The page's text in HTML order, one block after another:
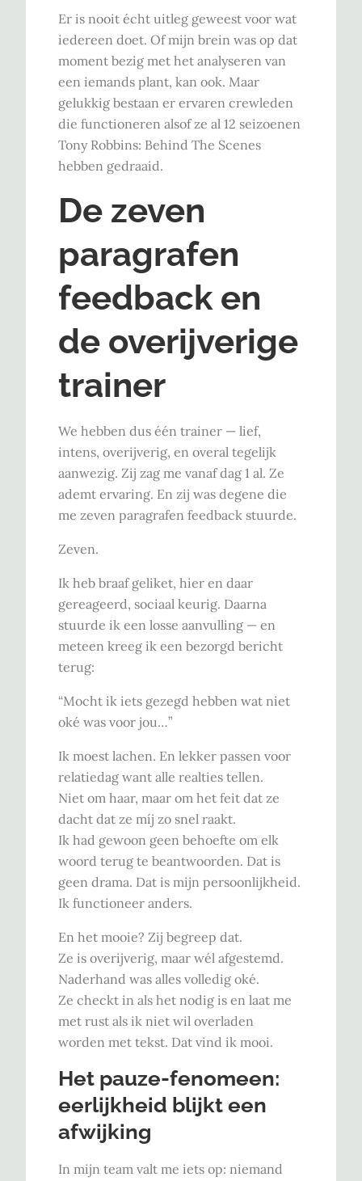
Er is nooit écht uitleg geweest voor wat
iedereen doet. Of mijn brein was op dat
moment bezig met het analyseren van
een iemands plant, kan ook. Maar
gelukkig bestaan er ervaren crewleden
die functioneren alsof ze al 12 seizoenen
Tony Robbins: Behind The Scenes
hebben gedraaid.
De zeven
paragrafen
feedback en
de overijverige
trainer
We hebben dus één trainer — lief,
intens, overijverig, en overal tegelijk
aanwezig. Zij zag me vanaf dag 1 al. Ze
ademt ervaring. En zij was degene die
me zeven paragrafen feedback stuurde.
Zeven.
Ik heb braaf geliket, hier en daar
gereageerd, sociaal keurig. Daarna
stuurde ik een losse aanvulling — en
meteen kreeg ik een bezorgd bericht
terug:
“Mocht ik iets gezegd hebben wat niet
oké was voor jou…”
Ik moest lachen. En lekker passen voor
relatiedag want alle realties tellen.
Niet om haar, maar om het feit dat ze
dacht dat ze míj zo snel raakt.
Ik had gewoon geen behoefte om elk
woord terug te beantwoorden. Dat is
geen drama. Dat is mijn persoonlijkheid.
Ik functioneer anders.
En het mooie? Zij begreep dat.
Ze is overijverig, maar wél afgestemd.
Naderhand was alles volledig oké.
Ze checkt in als het nodig is en laat me
met rust als ik niet wil overladen
worden met tekst. Dat vind ik mooi.
Het pauze-fenomeen:
eerlijkheid blijkt een
afwijking
In mijn team valt me iets op: niemand